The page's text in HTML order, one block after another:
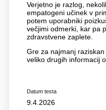
Verjetno je razlog,
empatogeni učinek v
potem uporabniki
večjimi odmerki, kar pa
zdravstvene zaplete.
Gre za najmanj
veliko drugih informacij
Datum testa
9.4.2026